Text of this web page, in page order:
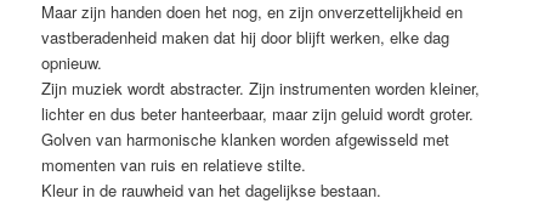
Maar zijn handen doen het nog, en zijn onverzettelijkheid en
vastberadenheid maken dat hij door blijft werken, elke dag
opnieuw.
Zijn muziek wordt abstracter. Zijn instrumenten worden kleiner,
lichter en dus beter hanteerbaar, maar zijn geluid wordt groter.
Golven van harmonische klanken worden afgewisseld met
momenten van ruis en relatieve stilte.
Kleur in de rauwheid van het dagelijkse bestaan.